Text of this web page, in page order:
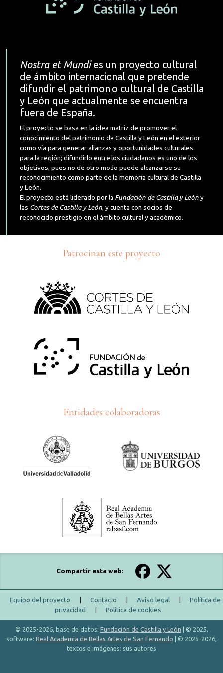
Nostra et Mundies un proyecto cultural
de ámbito internacional que pretende
difundir el patrimonio cultural de Castilla
y León que actualmente se encuentra
fuera de España.
El proyecto se basa en la idea matriz de promover el
conocimiento del patrimonio de Castilla y León en el exterior
como vía para generar alianzas y oportunidades culturales
para la región; difundirlo entre los ciudadanos es uno de los
objetivos, pues no de otro modo puede alcanzarse su
reconocimiento como parte de la memoria cultural de Castilla
y León.
El proyecto está liderado por la Fundación de Castilla y Leóny
las Cortes de Castilla y León, y cuenta con socios de
reconocido prestigio en el ámbito cultural y académico.
Patrocinan este proyecto
Entidades colaboradoras
Compartir esta web:
Equipo del proyecto | Contacto | Aviso legal |
Política de
privacidad
| Política de cookies
© 2025-2026, base de datos: Fundación de Castilla y León | © 2025,
software: Real Academia de Bellas Artes de San Fernando | © 2025-2026,
textos e imágenes: sus autores